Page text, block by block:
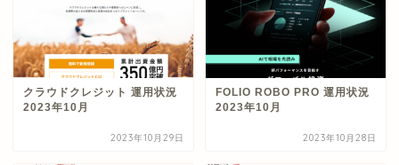
クラウドクレジット 運用状況
2023年10月
2023年10月29日
FOLIO ROBO PRO 運用状況
2023年10月
2023年10月28日